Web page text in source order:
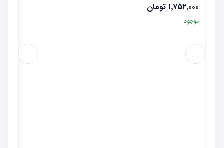
۱٬۷۵۲٬۰۰۰ تومان
موجود